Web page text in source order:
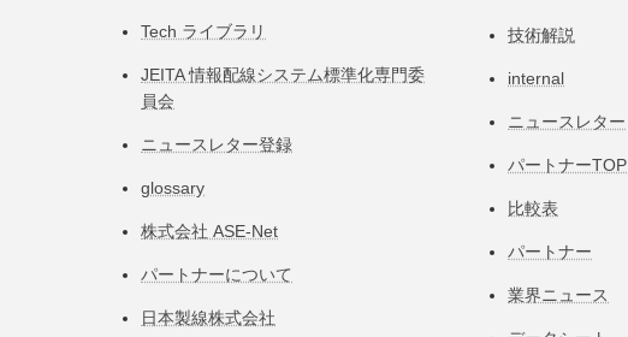
Tech ライブラリ
JEITA 情報配線システム標準化専⾨委
員会
ニュースレター登録
glossary
株式会社 ASE-Net
パートナーについて
日本製線株式会社
技術解説
internal
ニュースレター
パートナーTOP
比較表
パートナー
業界ニュース